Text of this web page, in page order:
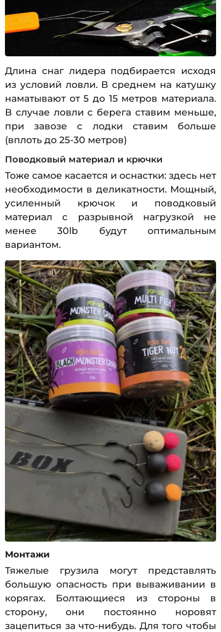
Длина снаг лидера подбирается исходя
из условий ловли. В среднем на катушку
наматывают от 5 до 15 метров материала.
В случае ловли с берега ставим меньше,
при завозе с лодки ставим больше
(вплоть до 25-30 метров)
Поводковый материал и крючки
Тоже самое касается и оснастки: здесь нет
необходимости в деликатности. Мощный,
усиленный крючок и поводковый
материал с разрывной нагрузкой не
менее 30lb будут оптимальным
вариантом.
Монтажи
Тяжелые грузила могут представлять
большую опасность при вываживании в
корягах. Болтающиеся из стороны в
сторону, они постоянно норовят
зацепиться за что-нибудь. Для того чтобы